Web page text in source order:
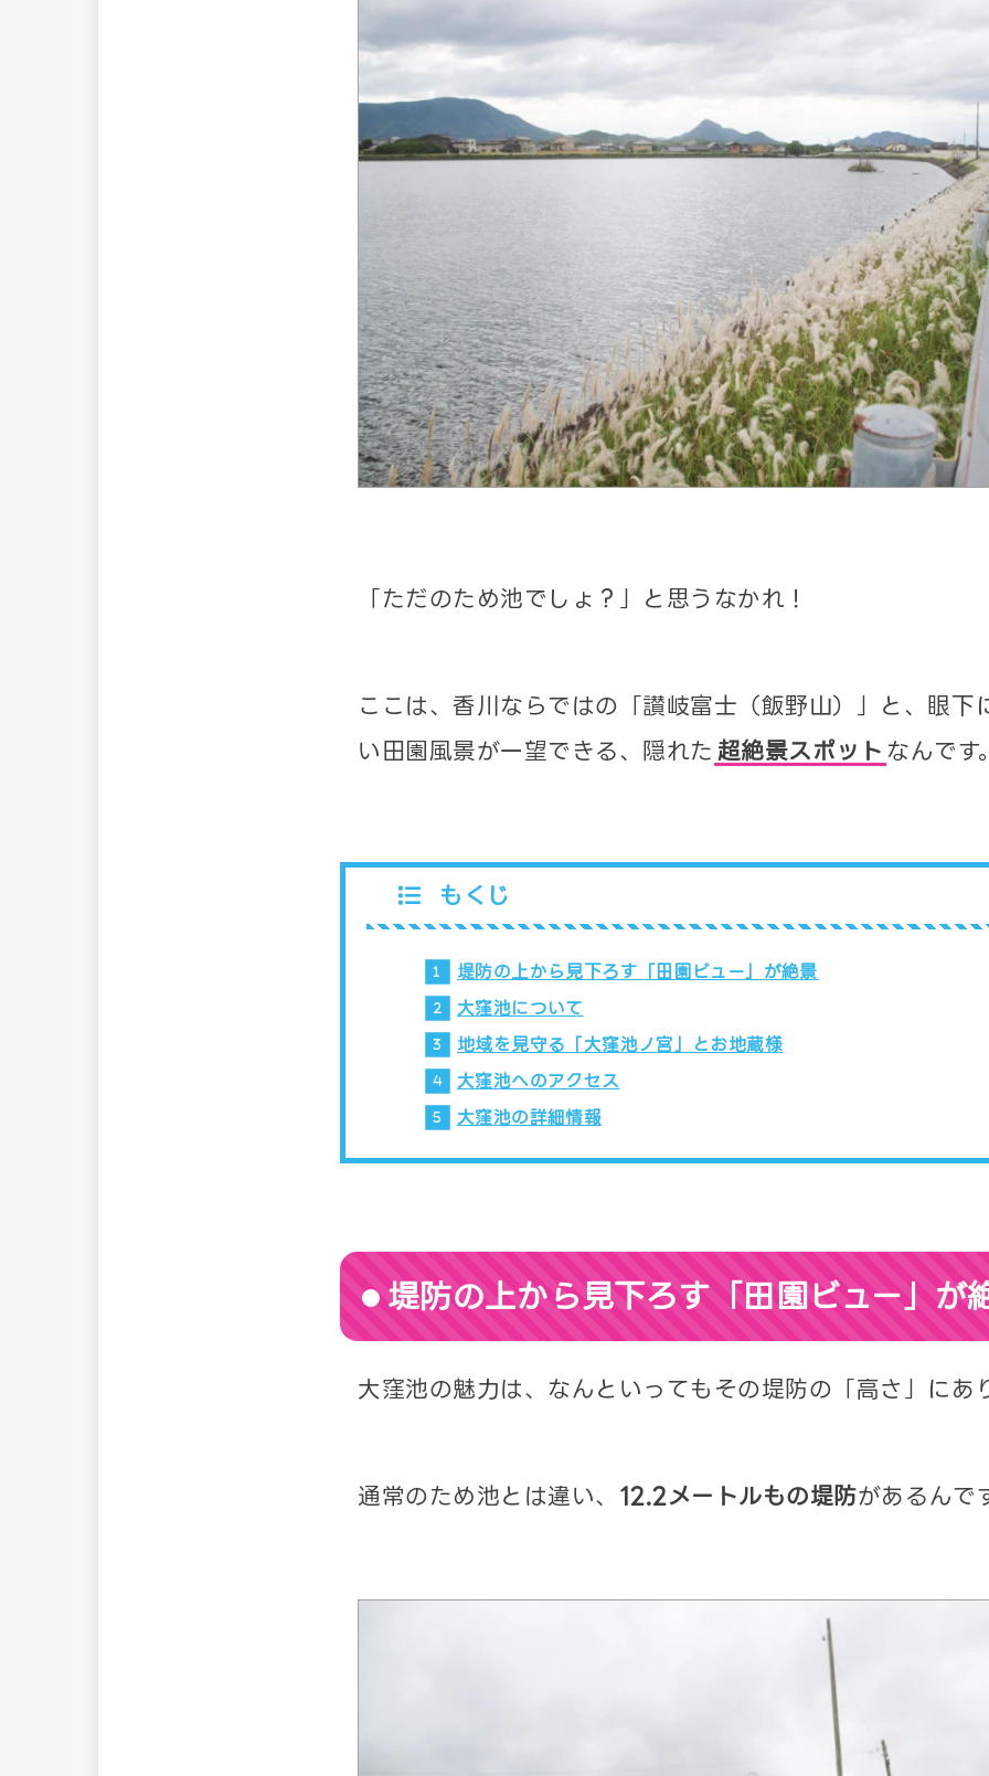
「ただのため池でしょ？」と思うなかれ！
ここは、香川ならではの「讃岐富士（飯野山）」と、眼下
い田園風景が一望できる、隠れた 超絶景スポット なんです
もくじ
堤防の上から見下ろす「田園ビュー」が絶景
大窪池について
地域を見守る「大窪池ノ宮」とお地蔵様
大窪池へのアクセス
大窪池の詳細情報
堤防の上から見下ろす「田園ビュー」が
大窪池の魅力は、なんといってもその堤防の「高さ」にあ
通常のため池とは違い、 12.2メートルもの堤防があるんで